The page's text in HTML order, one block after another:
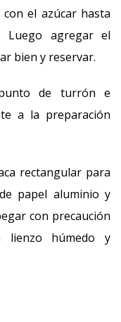
el azúcar hasta
Luego agregar el
bien y reservar.
de turrón e
a la preparación
rectangular para
papel aluminio y
con precaución
lienzo húmedo y